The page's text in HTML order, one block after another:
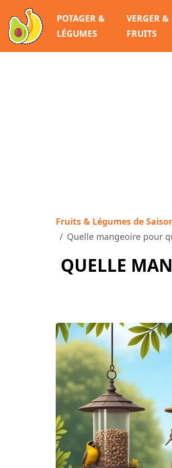
POTAGER &
LÉGUMES
VERGER &
FRUITS
Fruits & Légumes de
Quelle mangeoire pour
QUELLE